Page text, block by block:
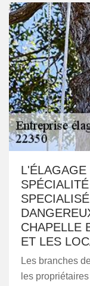
L'ÉLAGAGE
CHAPELLE
ET LES
Les branches
les